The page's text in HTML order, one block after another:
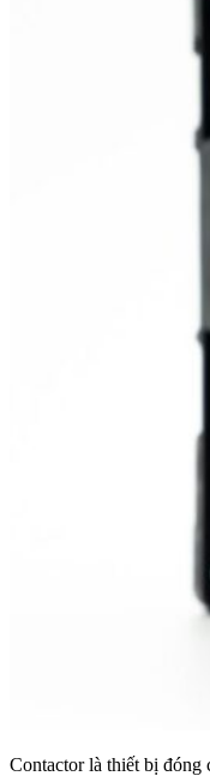
Contactor là thiết bị đóng